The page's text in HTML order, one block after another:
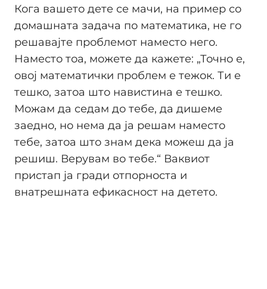
Кога вашето дете се мачи, на пример со
домашната задача по математика, не го
решавајте проблемот наместо него.
Наместо тоа, можете да кажете: „Точно е,
овој математички проблем е тежок. Ти е
тешко, затоа што навистина е тешко.
Можам да седам до тебе, да дишеме
заедно, но нема да ја решам наместо
тебе, затоа што знам дека можеш да ја
решиш. Верувам во тебе.“ Ваквиот
пристап ја гради отпорноста и
внатрешната ефикасност на детето.